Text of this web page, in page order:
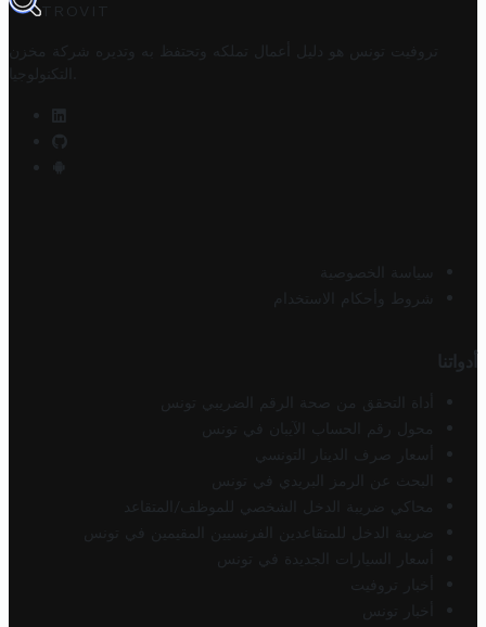
TROVIT
تروفيت تونس هو دليل أعمال تملكه وتحتفظ به وتديره
شركة مخزن
التكنولوجيا
سياسة الخصوصية
شروط وأحكام الاستخدام
أدواتنا
أداة التحقق من صحة الرقم الضريبي تونس
محول رقم الحساب الآيبان في تونس
أسعار صرف الدينار التونسي
البحث عن الرمز البريدي في تونس
محاكي ضريبة الدخل الشخصي للموظف/المتقاعد
ضريبة الدخل للمتقاعدين الفرنسيين المقيمين في تونس
أسعار السيارات الجديدة في تونس
أخبار تروفيت
أخبار تونس